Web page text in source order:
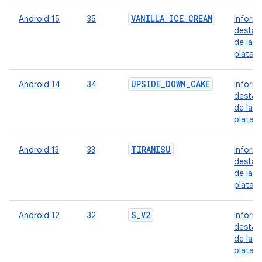
Android 15 35 VANILLA_ICE_CREAM
de la
Android 14 34 UPSIDE_DOWN_CAKE
de la
Android 13 33 TIRAMISU
de la
Android 12 32 S_V2
de la